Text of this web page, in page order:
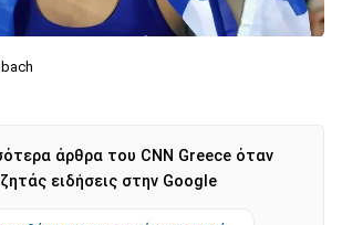
άρθρα του CNN Greece όταν
ειδήσεις στην Google